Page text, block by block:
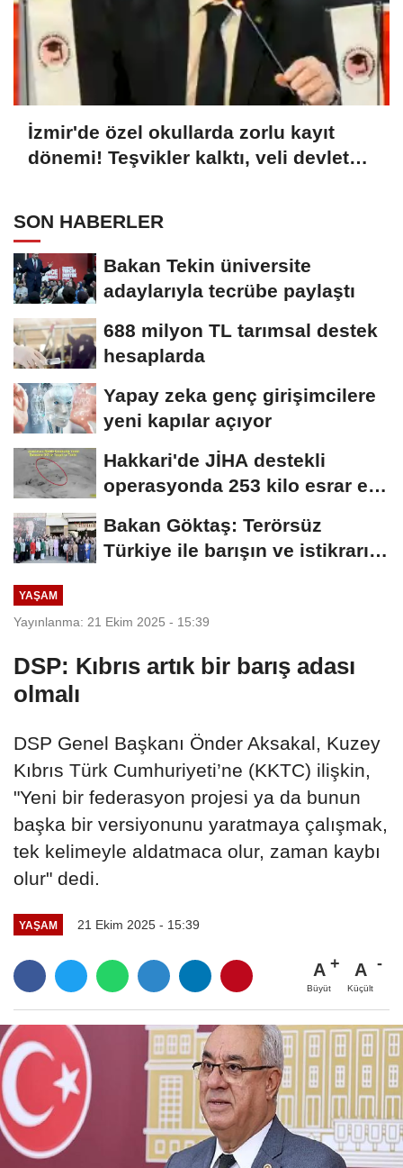
İzmir'de özel okullarda zorlu kayıt
dönemi! Teşvikler kalktı, veli devlet
SON HABERLER
Bakan Tekin üniversite
adaylarıyla tecrübe paylaştı
688 milyon TL tarımsal destek
hesaplarda
Yapay zeka genç girişimcilere
yeni kapılar açıyor
Hakkari'de JİHA destekli
operasyonda 253 kilo esrar ele
Bakan Göktaş: Terörsüz
Türkiye ile barışın ve istikrarın
YAŞAM
Yayınlanma: 21 Ekim 2025 - 15:39
DSP: Kıbrıs artık bir barış adası
olmalı
DSP Genel Başkanı Önder Aksakal, Kuzey
Kıbrıs Türk Cumhuriyeti’ne (KKTC) ilişkin,
"Yeni bir federasyon projesi ya da bunun
başka bir versiyonunu yaratmaya çalışmak,
tek kelimeyle aldatmaca olur, zaman kaybı
olur" dedi.
YAŞAM 21 Ekim 2025 - 15:39
A
Büyüt
A
Küçült